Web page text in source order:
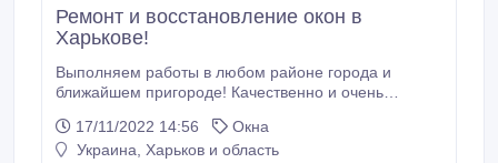
Ремонт и восстановление окон в
Харькове!
Выполняем работы в любом районе города и
ближайшем пригороде! Качественно и очень
квалифицированные специалисты, которые хорошо
знают свое дело. Есть возможность высотных работ.
17/11/2022 14:56
Окна
Украина, Харьков и область